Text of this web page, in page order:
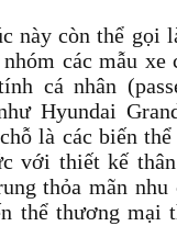
này còn thể gọi
các mẫu
cá nhân
Hyundai
là các biến
với thiết kế
thỏa mãn nhu
thể thương mại